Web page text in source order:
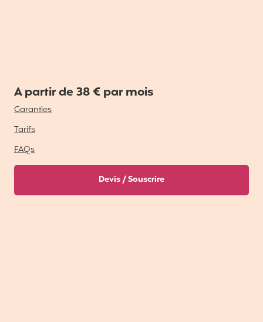
A partir de 38 € par mois
Garanties
Tarifs
FAQs
Devis / Souscrire